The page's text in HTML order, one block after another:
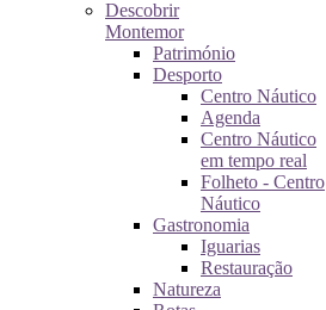
Descobrir
Montemor
Património
Desporto
Centro Náutico
Agenda
Centro Náutico
em tempo real
Folheto - Centro
Náutico
Gastronomia
Iguarias
Restauração
Natureza